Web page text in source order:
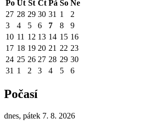
Po Út St Čt Pá So Ne
27 28 29 30 31 1
2
3
4 5 6 7 8
9
10 11 12 13 14 15 16
17 18 19 20 21 22 23
24 25 26 27 28 29 30
31 1 2 3 4 5 6
Počasí
dnes, pátek 7. 8. 2026